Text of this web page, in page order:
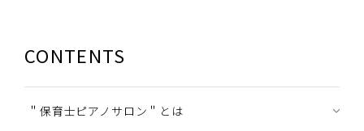
CONTENTS
＂保育士ピアノサロン＂とは